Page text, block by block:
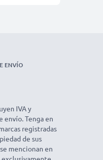
ENVÍO
IVA y
envío. Tenga en
registradas
de sus
mencionan en